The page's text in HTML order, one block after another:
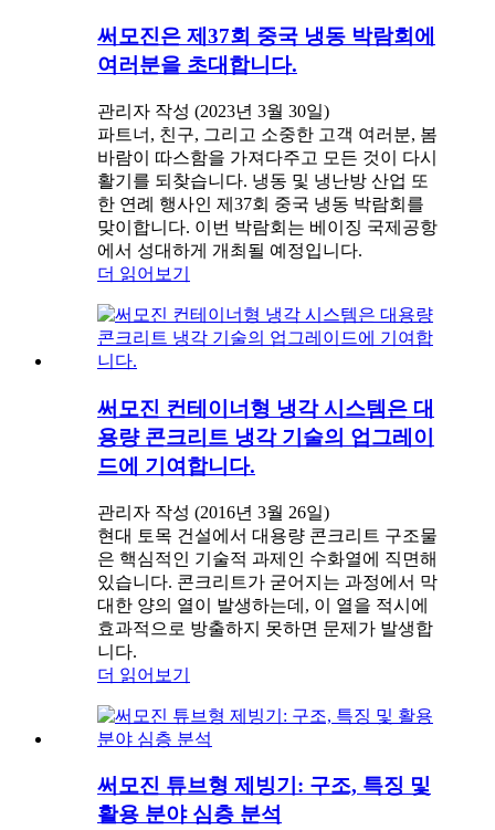
써모진은 제37회 중국 냉동 박람회에
여러분을 초대합니다.
관리자 작성 (2023년 3월 30일)
파트너, 친구, 그리고 소중한 고객 여러분, 봄
바람이 따스함을 가져다주고 모든 것이 다시
활기를 되찾습니다. 냉동 및 냉난방 산업 또
한 연례 행사인 제37회 중국 냉동 박람회를
맞이합니다. 이번 박람회는 베이징 국제공항
에서 성대하게 개최될 예정입니다.
더 읽어보기
써모진 컨테이너형 냉각 시스템은 대
용량 콘크리트 냉각 기술의 업그레이
드에 기여합니다.
관리자 작성 (2016년 3월 26일)
현대 토목 건설에서 대용량 콘크리트 구조물
은 핵심적인 기술적 과제인 수화열에 직면해
있습니다. 콘크리트가 굳어지는 과정에서 막
대한 양의 열이 발생하는데, 이 열을 적시에
효과적으로 방출하지 못하면 문제가 발생합
니다.
더 읽어보기
써모진 튜브형 제빙기: 구조, 특징 및
활용 분야 심층 분석